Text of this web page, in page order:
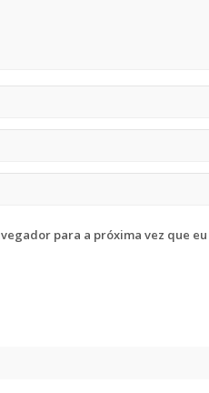
para a próxima vez que